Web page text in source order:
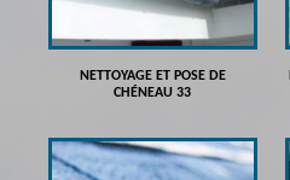
NETTOYAGE ET POSE DE
CHÉNEAU 33